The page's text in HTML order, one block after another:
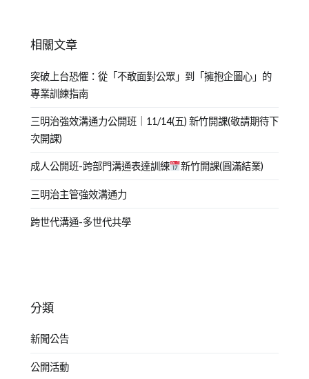
相關文章
突破上台恐懼：從「不敢面對公眾」到「擁抱企圖心」的
專業訓練指南
三明治強效溝通力公開班｜11/14(五) 新竹開課(敬請期待下
次開課)
成人公開班-跨部門溝通表達訓練 新竹開課(圓滿結業)
三明治主管強效溝通力
跨世代溝通-多世代共學
分類
新聞公告
公開活動